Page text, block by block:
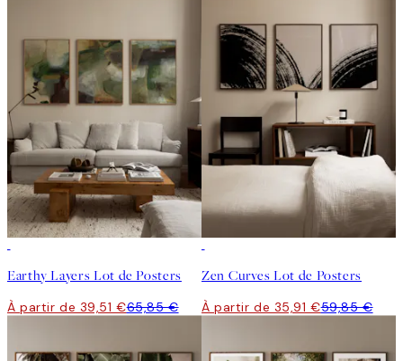
Earthy Layers Lot de Posters
À partir de 39,51 €65,85 €
Zen Curves Lot de Posters
À partir de 35,91 €59,85 €